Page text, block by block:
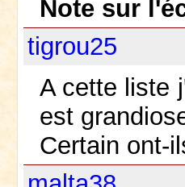
Note sur
tigrou25
A cette liste
est
Certain ont-